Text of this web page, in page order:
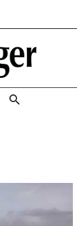
search